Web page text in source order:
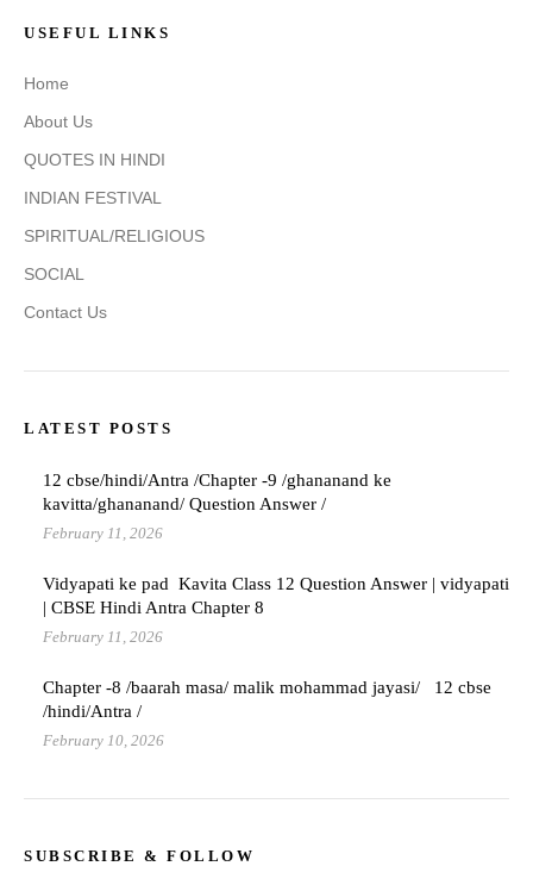
USEFUL LINKS
Home
About Us
QUOTES IN HINDI
INDIAN FESTIVAL
SPIRITUAL/RELIGIOUS
SOCIAL
Contact Us
LATEST POSTS
12 cbse/hindi/Antra /Chapter -9 /ghananand ke
kavitta/ghananand/ Question Answer /
February 11, 2026
Vidyapati ke pad Kavita Class 12 Question Answer | vidyapati
| CBSE Hindi Antra Chapter 8
February 11, 2026
Chapter -8 /baarah masa/ malik mohammad jayasi/ 12 cbse
/hindi/Antra /
February 10, 2026
SUBSCRIBE & FOLLOW